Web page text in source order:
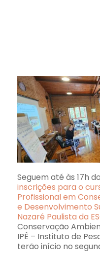
Seguem até às 17h
inscrições para o
Profissional em
e Desenvolvimento
Nazaré Paulista da
Conservação
IPÊ – Instituto de
terão início no